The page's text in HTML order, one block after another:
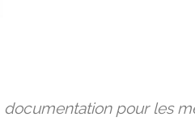
documentation pour les